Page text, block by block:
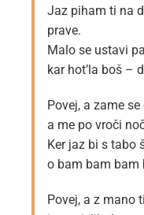
Jaz piham ti na
prave.
Malo se ustavi
kar hot’la boš –
Povej, a zame
a me po vroči
Ker jaz bi s tabo
o bam bam
Povej, a z mano